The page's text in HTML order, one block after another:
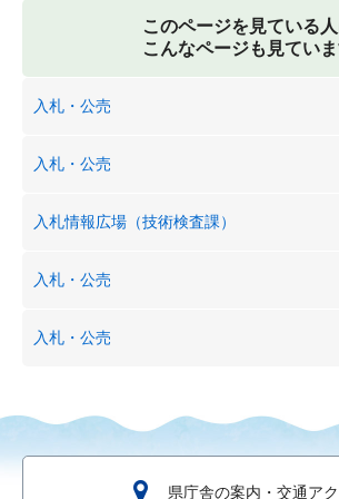
このページを見ている
こんなページも見てい
入札・公売
入札・公売
入札情報広場（技術検査課）
入札・公売
入札・公売
県庁舎の案内・交通ア